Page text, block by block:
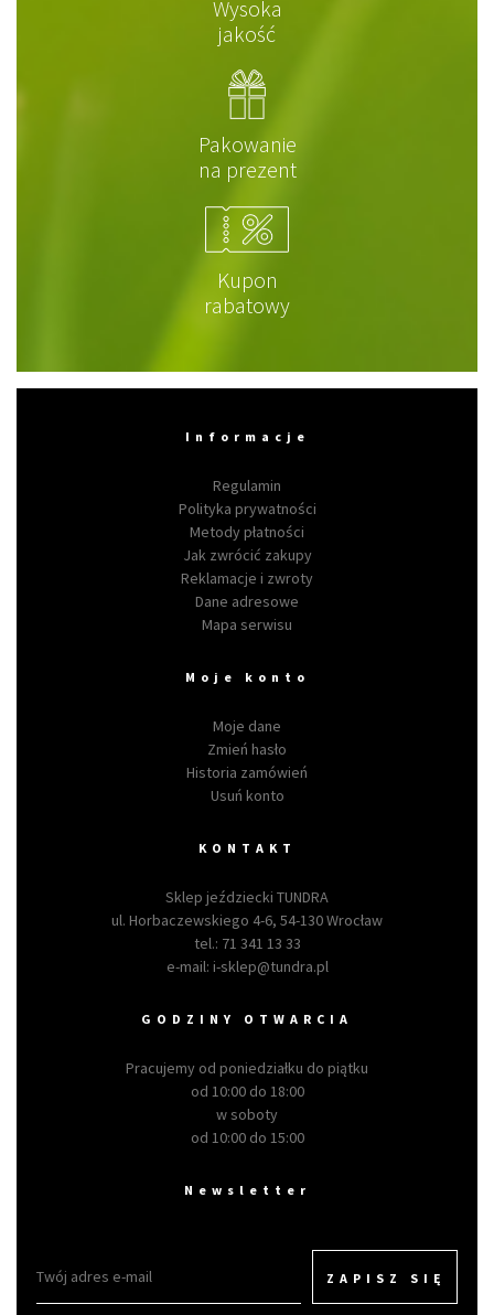
Wysoka
jakość
Pakowanie
na prezent
Kupon
rabatowy
Informacje
Regulamin
Polityka prywatności
Metody płatności
Jak zwrócić zakupy
Reklamacje i zwroty
Dane adresowe
Mapa serwisu
Moje konto
Moje dane
Zmień hasło
Historia zamówień
Usuń konto
KONTAKT
Sklep jeździecki TUNDRA
ul. Horbaczewskiego 4-6, 54-130 Wrocław
tel.: 71 341 13 33
e-mail: i-sklep@tundra.pl
GODZINY OTWARCIA
Pracujemy od poniedziałku do piątku
od 10:00 do 18:00
w soboty
od 10:00 do 15:00
Newsletter
ZAPISZ SIĘ